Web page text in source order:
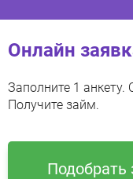
Онлайн
Заполните 1
Получите займ.
Подобрать